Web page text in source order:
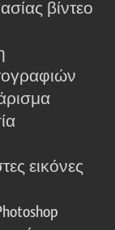
βίντεο
εικόνες